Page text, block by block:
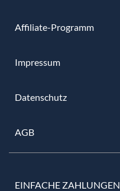
Affiliate-Programm
Impressum
Datenschutz
AGB
EINFACHE ZAHLUNGEN